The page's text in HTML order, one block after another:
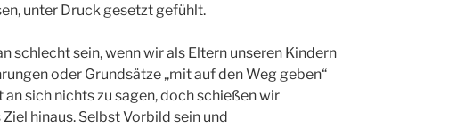
unter Druck gesetzt gefühlt.
schlecht sein, wenn wir als Eltern unseren Kindern
oder Grundsätze „mit auf den Weg geben“
sich nichts zu sagen, doch schießen wir
hinaus. Selbst Vorbild sein und